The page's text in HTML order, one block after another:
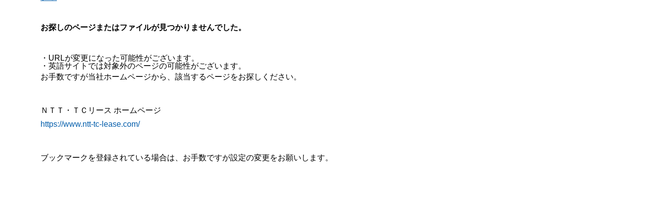
お探しのページまたはファイルが見つかりませんでした。
・URLが変更になった可能性がございます。
・英語サイトでは対象外のページの可能性がございます。
お手数ですが当社ホームページから、該当するページをお探しください。
ＮＴＴ・ＴＣリース ホームページ
https://www.ntt-tc-lease.com/
ブックマークを登録されている場合は、お手数ですが設定の変更をお願いします。